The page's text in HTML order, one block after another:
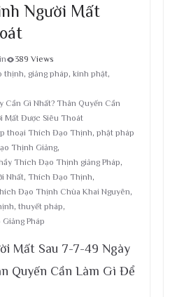
Người Mất
389 Views
thịnh, giảng pháp, kinh phật,
Cần Gì Nhất? Thân Quyến Cần
Mất Được Siêu Thoát
thoại Thích Đạo Thịnh, phật pháp
Thịnh Giảng,
Thích Đạo Thịnh giảng Pháp,
Nhất, Thích Đạo Thịnh,
Đạo Thịnh Chùa Khai Nguyên,
, thuyết pháp,
Pháp
Mất Sau 7-7-49 Ngày
Quyến Cần Làm Gì Để